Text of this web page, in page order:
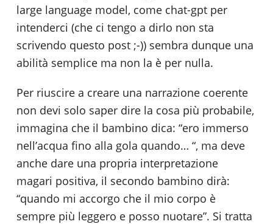
large language model, come chat-gpt per
intenderci (che ci tengo a dirlo non sta
scrivendo questo post ;-)) sembra dunque una
abilità semplice ma non la è per nulla.
Per riuscire a creare una narrazione coerente
non devi solo saper dire la cosa più probabile,
immagina che il bambino dica: “ero immerso
nell’acqua fino alla gola quando… “, ma deve
anche dare una propria interpretazione
magari positiva, il secondo bambino dirà:
“quando mi accorgo che il mio corpo è
sempre più leggero e posso nuotare”. Si tratta